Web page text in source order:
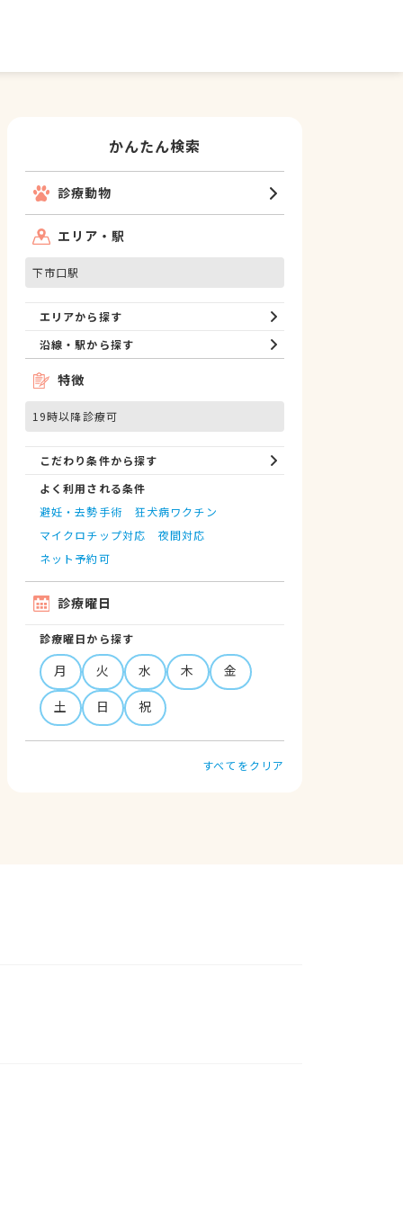
かんたん検索
診療動物
エリア・駅
下市口駅
エリアから探す
沿線・駅から探す
特徴
19時以降診療可
こだわり条件から探す
よく利用される条件
避妊・去勢手術
狂犬病ワクチン
マイクロチップ対応
夜間対応
ネット予約可
診療曜日
診療曜日から探す
月 火 水 木
金
土
日 祝
すべてをクリア